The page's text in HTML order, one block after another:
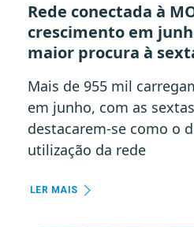
Rede conectada à
crescimento em
maior procura à
Mais de 955 mil
em junho, com as
destacarem-se como o
utilização da rede
LER MAIS